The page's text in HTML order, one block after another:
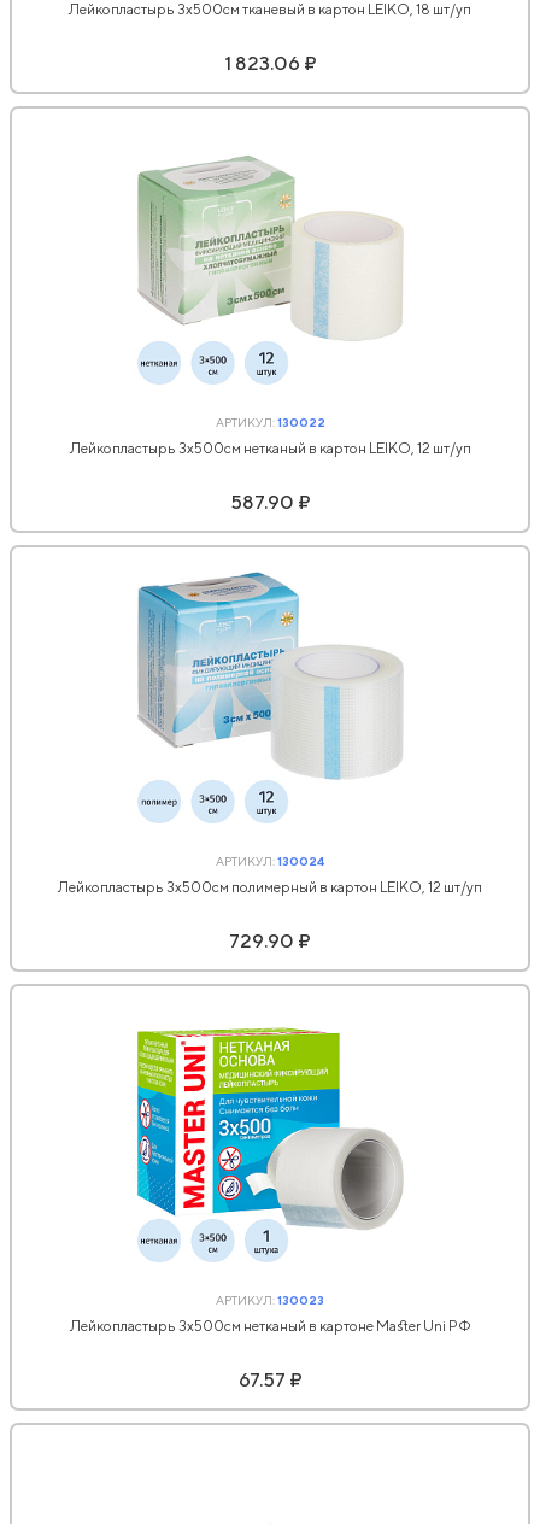
Лейкопластырь 3х500см тканевый в картон LEIKO, 18 шт/уп
1 823.06 ₽
АРТИКУЛ:130022
Лейкопластырь 3х500см нетканый в картон LEIKO, 12 шт/уп
587.90 ₽
АРТИКУЛ:130024
Лейкопластырь 3х500см полимерный в картон LEIKO, 12 шт/уп
729.90 ₽
АРТИКУЛ:130023
Лейкопластырь 3х500см нетканый в картоне Master Uni РФ
67.57 ₽